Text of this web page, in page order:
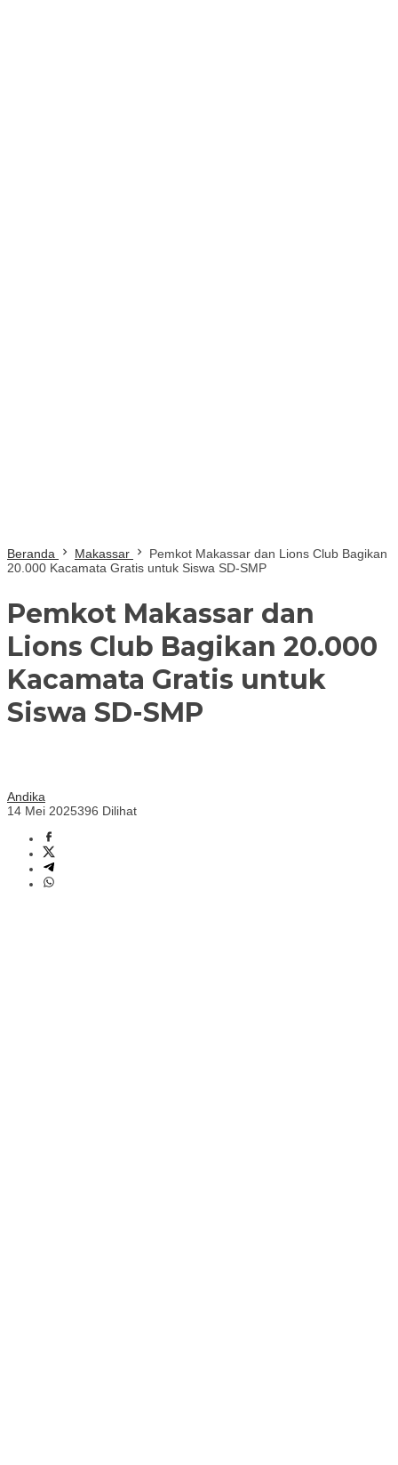
Beranda Makassar
Pemkot Makassar dan Lions Club Bagikan
20.000 Kacamata Gratis untuk Siswa SD-SMP
Pemkot Makassar dan
Lions Club Bagikan 20.000
Kacamata Gratis untuk
Siswa SD-SMP
Andika
14 Mei 2025396 Dilihat